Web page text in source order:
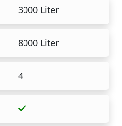
3000 Liter
8000 Liter
4